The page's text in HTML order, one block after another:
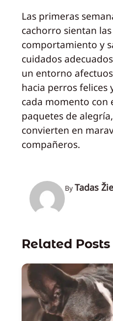
Las primeras
cachorro sientan
comportamiento y
cuidados
un entorno
hacia perros felices
cada momento con
paquetes de
convierten en
compañeros.
By Tadas
Related Posts